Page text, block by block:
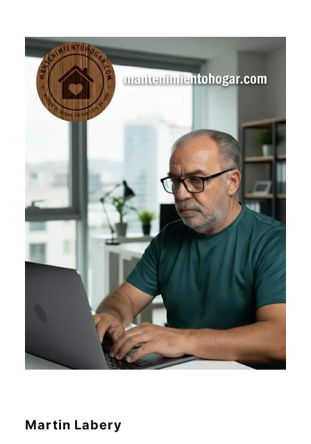
Martin Labery